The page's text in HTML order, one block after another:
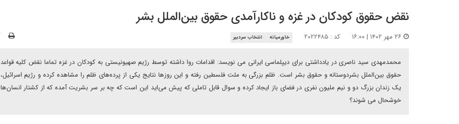
نقض حقوق کودکان در غزه و ناکارآمدی حقوق بین‌الملل بشر
کد : ۲۰۲۲۴۸۵ خاورمیانه انتخاب سردبیر
محمدمهدی سید ناصری در یادداشتی برای دیپلماسی ایرانی می نویسد: اقدامات روا داشته توسط رژیم صهیونیستی به کودکان در غزه تماما نقض کلیه قواعد
حقوق بین‌الملل بشردوستانه و حقوق بشر است. ظلم بزرگی به ملت فلسطین رفته و این روزها نتایج یکی از پرده‌های ظلم را مشاهده کرده و رژیم اسرائیل،
یک زندان بزرگ دو و نیم ملیون نفری در فضای باز ایجاد کرده و سوال قابل تاملی که پیش می‌اید این است که چه بر سر بشریت آمده که از کشتار انسان‌ها
خوشحال می شوند؟